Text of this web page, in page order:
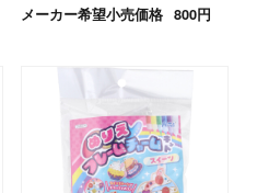
メーカー希望小売価格 800円